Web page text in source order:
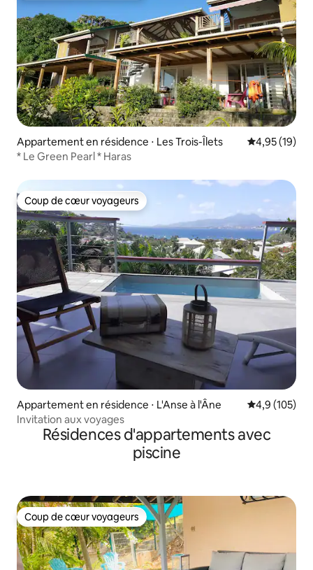
Appartement en résidence ⋅ Les Trois-Îlets Évaluation
4,95 (19)
* Le Green Pearl * Haras
Coup de cœur voyageurs
Coup de cœur voyageurs
Appartement en résidence ⋅ L'Anse à l'Âne Évaluation
4,9 (105)
Invitation aux voyages
Résidences d'appartements avec
piscine
Coup de cœur voyageurs
Coup de cœur voyageurs